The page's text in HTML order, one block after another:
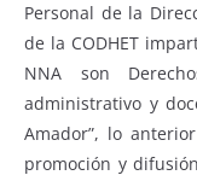
Personal de la
de la CODHET
NNA son
administrativo y
Amador”, lo
promoción y